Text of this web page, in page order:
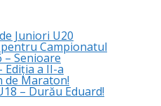
Juniori U20
Campionatul
– Senioare
Ediția a II-a
de Maraton!
– Durău Eduard!